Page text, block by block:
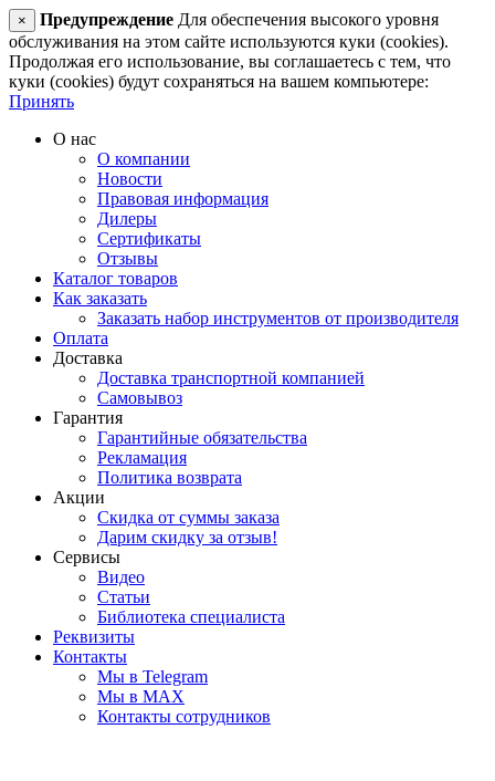
× Предупреждение Для обеспечения высокого уровня
обслуживания на этом сайте используются куки (cookies).
Продолжая его использование, вы соглашаетесь с тем, что
куки (cookies) будут сохраняться на вашем компьютере:
Принять
О нас
О компании
Новости
Правовая информация
Дилеры
Сертификаты
Отзывы
Каталог товаров
Как заказать
Заказать набор инструментов от производителя
Оплата
Доставка
Доставка транспортной компанией
Самовывоз
Гарантия
Гарантийные обязательства
Рекламация
Политика возврата
Акции
Скидка от суммы заказа
Дарим скидку за отзыв!
Сервисы
Видео
Статьи
Библиотека специалиста
Реквизиты
Контакты
Мы в Telegram
Мы в MAX
Контакты сотрудников